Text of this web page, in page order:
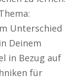
Unterschied
Deinem
in Bezug auf
für